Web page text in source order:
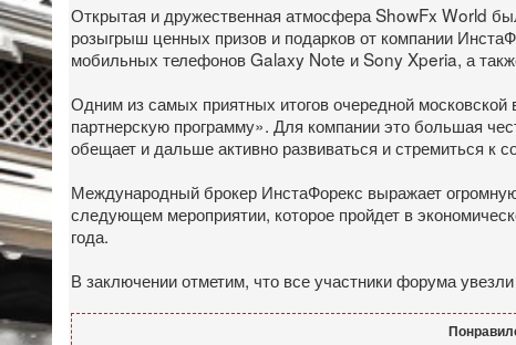
Открытая и дружественная атмосфера ShowFx World
розыгрыш ценных призов и подарков от компании
мобильных телефонов Galaxy Note и Sony Xperia, а
Одним из самых приятных итогов очередной
партнерскую программу». Для компании это большая
обещает и дальше активно развиваться и стремиться
Международный брокер ИнстаФорекс выражает
следующем мероприятии, которое пройдет в
года.
В заключении отметим, что все участники форума